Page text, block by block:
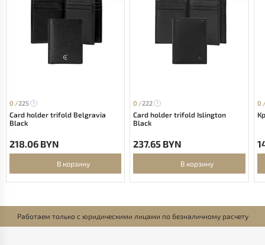
0 /225
Card holder trifold Belgravia
Black
218.06 BYN
В корзину
0 /222
Card holder trifold Islington
Black
237.65 BYN
В корзину
0
Работаем только с юридическими лицами по безналичному расчету